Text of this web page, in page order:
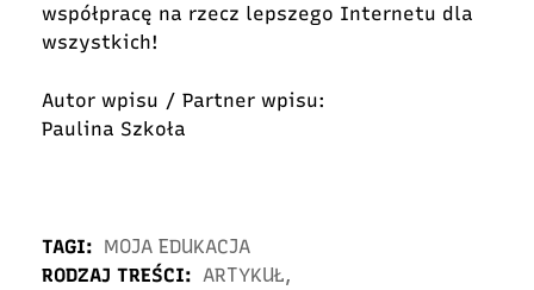
współpracę na rzecz lepszego Internetu dla
wszystkich!
Autor wpisu / Partner wpisu:
Paulina Szkoła
TAGI: MOJA EDUKACJA
RODZAJ TREŚCI: ARTYKUŁ,